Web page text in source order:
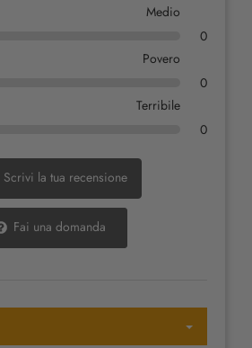
Medio
0
Povero
0
Terribile
0
Scrivi la tua recensione
Fai una domanda